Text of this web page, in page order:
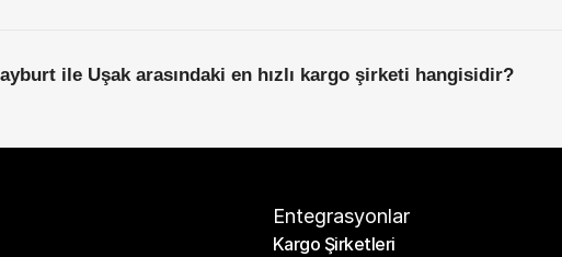
ile Uşak arasındaki en hızlı kargo şirketi hangisidir?
Entegrasyonlar
Kargo Şirketleri